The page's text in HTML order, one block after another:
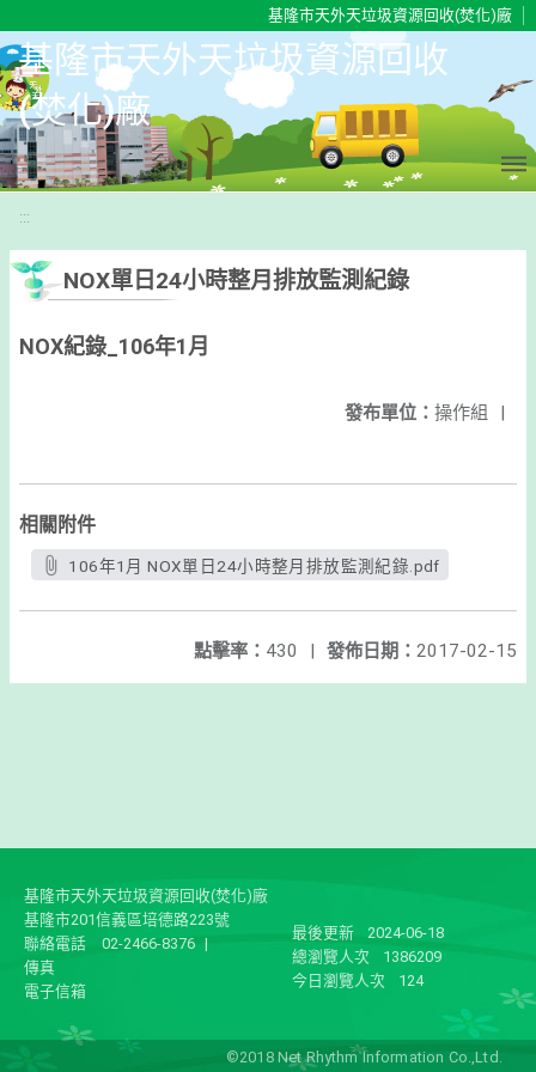
基隆市天外天垃圾資源回收(焚化)廠
基隆市天外天垃圾資源回收
(焚化)廠
:::
NOX單日24小時整月排放監測紀錄
NOX紀錄_106年1月
發布單位： 操作組 |
相關附件
106年1月 NOX單日24小時整月排放監測紀錄.pdf
發佈日期： 2017-02-15
點擊率： 430 |
基隆市天外天垃圾資源回收(焚化)廠
基隆市201信義區培德路223號
聯絡電話
02-2466-8376 |
傳真
電子信箱
最後更新
2024-06-18
總瀏覽人次
1386209
今日瀏覽人次
124
©2018 Net Rhythm Information Co.,Ltd.